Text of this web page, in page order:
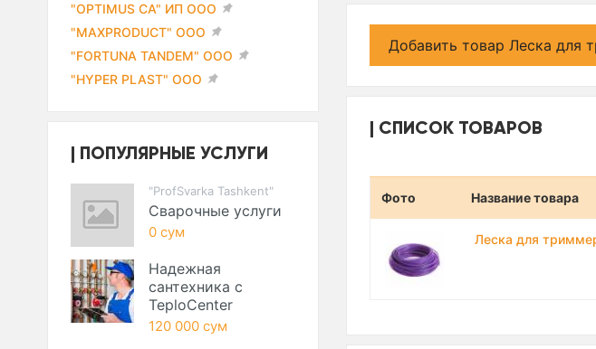
Добавить товар Леска для
СПИСОК ТОВАРОВ
Фото Название товара
Леска для
"OPTIMUS CA" ИП ООО
"MAXPRODUCT" ООО
"FORTUNA TANDEM" ООО
"HYPER PLAST" ООО
ПОПУЛЯРНЫЕ УСЛУГИ
"ProfSvarka Tashkent"
Сварочные услуги
0 сум
Надежная
сантехника с
TeploCenter
120 000 сум